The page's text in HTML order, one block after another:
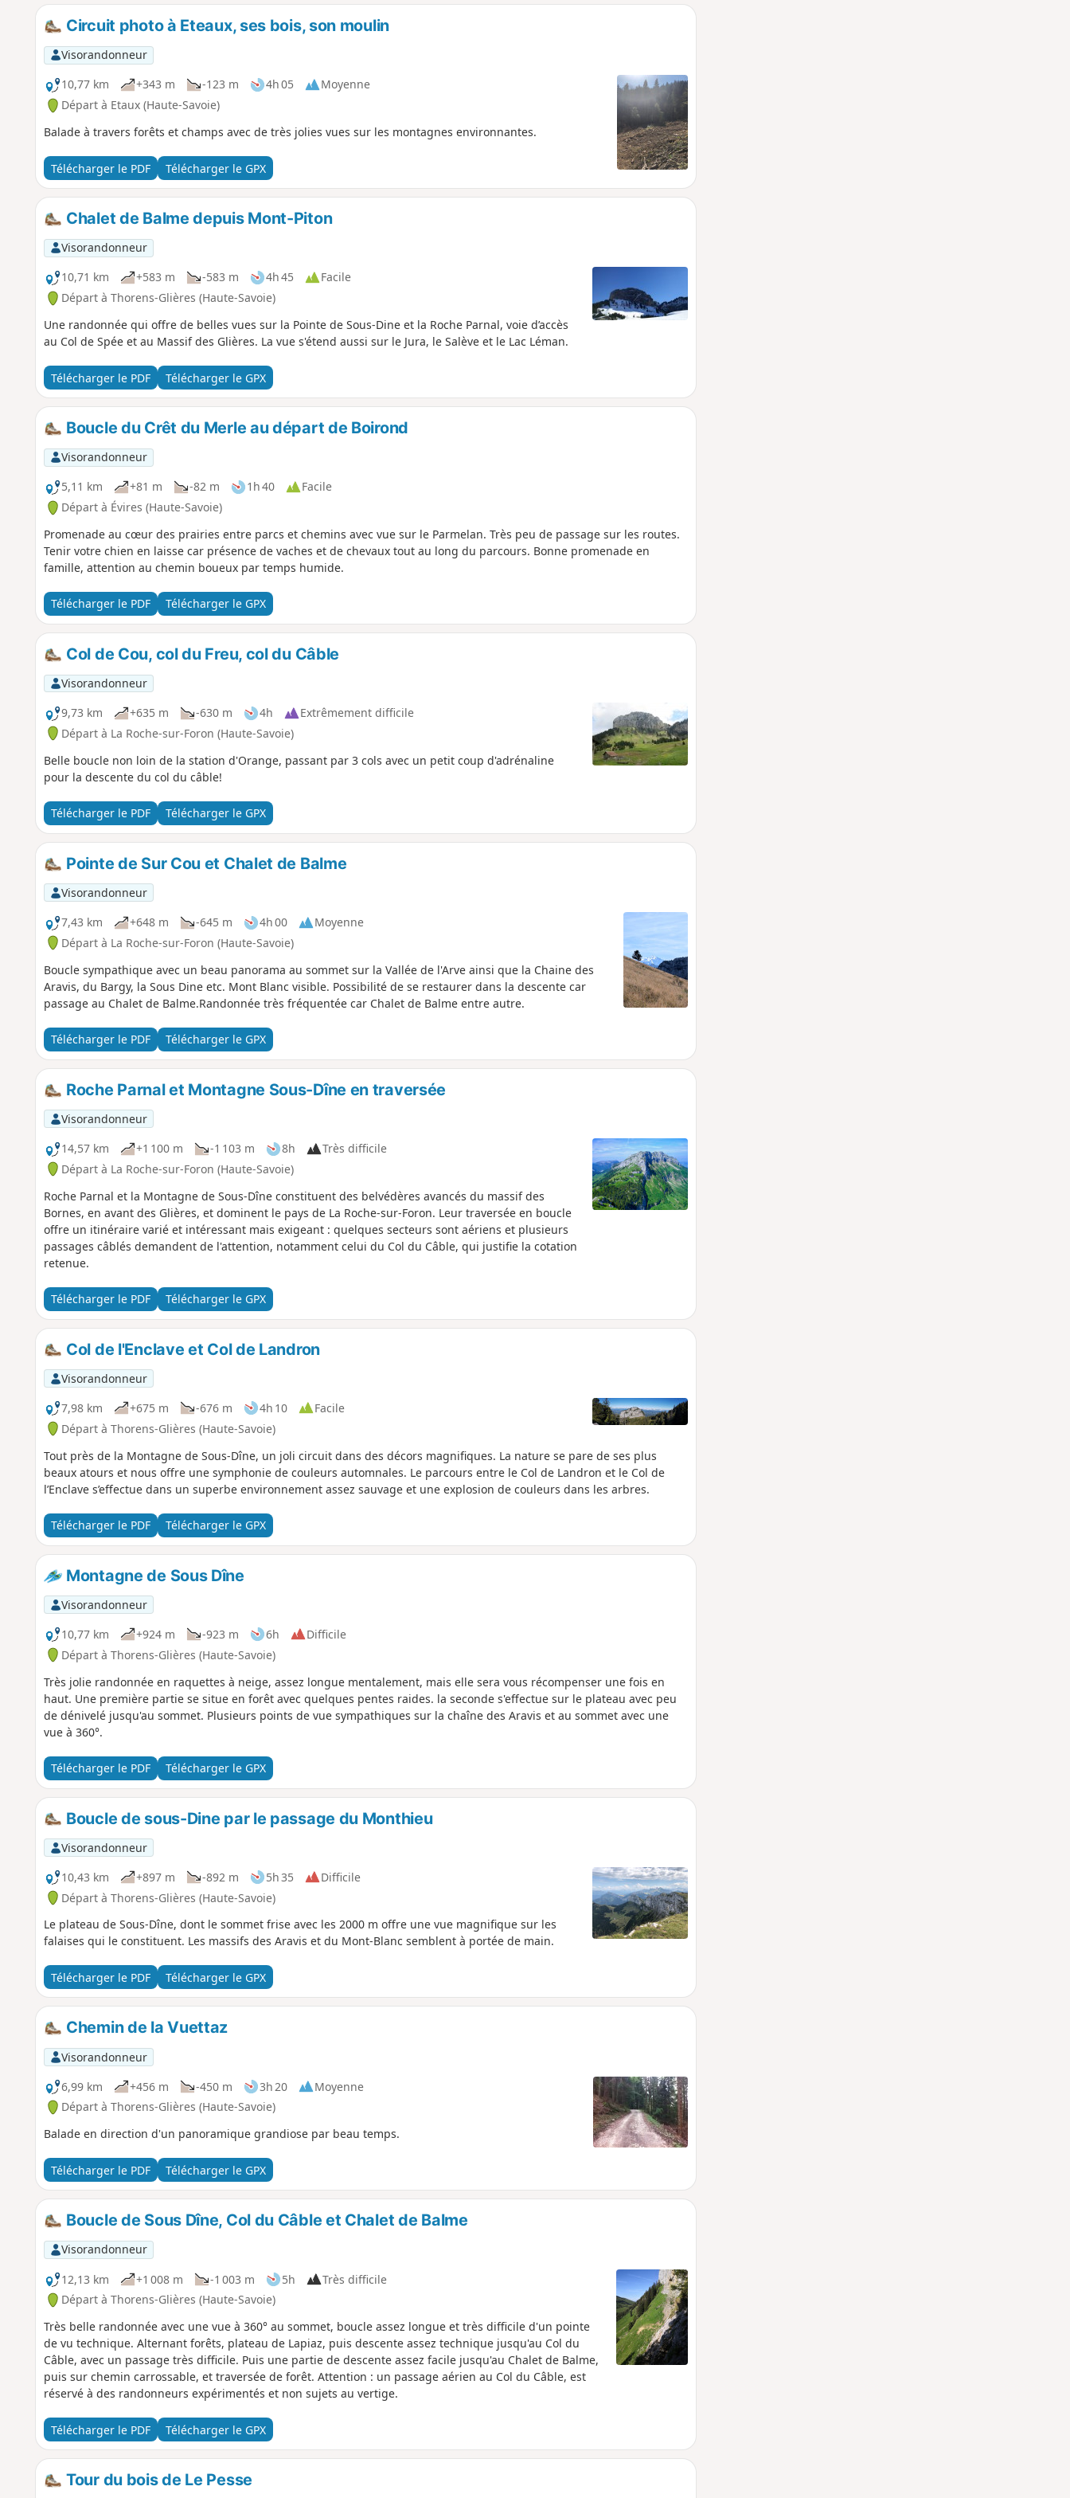
Circuit photo à Eteaux, ses bois, son moulin
Visorandonneur
10,77 km
+343 m -123 m 4h 05
Moyenne
Départ à Etaux (Haute-Savoie)
Balade à travers forêts et champs avec de très jolies vues sur les montagnes environnantes.
Télécharger le PDF Télécharger le GPX
Chalet de Balme depuis Mont-Piton
Visorandonneur
10,71 km
+583 m -583 m 4h 45
Facile
Départ à Thorens-Glières (Haute-Savoie)
Une randonnée qui offre de belles vues sur la Pointe de Sous-Dine et la Roche Parnal, voie d’accès
au Col de Spée et au Massif des Glières. La vue s'étend aussi sur le Jura, le Salève et le Lac Léman.
Télécharger le PDF Télécharger le GPX
Boucle du Crêt du Merle au départ de Boirond
Visorandonneur
5,11 km
+81 m -82 m 1h 40
Facile
Départ à Évires (Haute-Savoie)
Promenade au cœur des prairies entre parcs et chemins avec vue sur le Parmelan. Très peu de passage sur les routes.
Tenir votre chien en laisse car présence de vaches et de chevaux tout au long du parcours. Bonne promenade en
famille, attention au chemin boueux par temps humide.
Télécharger le PDF Télécharger le GPX
Col de Cou, col du Freu, col du Câble
Visorandonneur
9,73 km
+635 m -630 m 4h
Extrêmement difficile
Départ à La Roche-sur-Foron (Haute-Savoie)
Belle boucle non loin de la station d'Orange, passant par 3 cols avec un petit coup d'adrénaline
pour la descente du col du câble!
Télécharger le PDF Télécharger le GPX
Pointe de Sur Cou et Chalet de Balme
Visorandonneur
7,43 km
+648 m -645 m 4h 00
Moyenne
Départ à La Roche-sur-Foron (Haute-Savoie)
Boucle sympathique avec un beau panorama au sommet sur la Vallée de l'Arve ainsi que la Chaine des
Aravis, du Bargy, la Sous Dine etc. Mont Blanc visible. Possibilité de se restaurer dans la descente car
passage au Chalet de Balme.Randonnée très fréquentée car Chalet de Balme entre autre.
Télécharger le PDF Télécharger le GPX
Roche Parnal et Montagne Sous-Dîne en traversée
Visorandonneur
14,57 km
+1 100 m -1 103 m 8h
Très difficile
Départ à La Roche-sur-Foron (Haute-Savoie)
Roche Parnal et la Montagne de Sous-Dîne constituent des belvédères avancés du massif des
Bornes, en avant des Glières, et dominent le pays de La Roche-sur-Foron. Leur traversée en boucle
offre un itinéraire varié et intéressant mais exigeant : quelques secteurs sont aériens et plusieurs
passages câblés demandent de l'attention, notamment celui du Col du Câble, qui justifie la cotation
retenue.
Télécharger le PDF Télécharger le GPX
Col de l'Enclave et Col de Landron
Visorandonneur
7,98 km
+675 m -676 m 4h 10
Facile
Départ à Thorens-Glières (Haute-Savoie)
Tout près de la Montagne de Sous-Dîne, un joli circuit dans des décors magnifiques. La nature se pare de ses plus
beaux atours et nous offre une symphonie de couleurs automnales. Le parcours entre le Col de Landron et le Col de
l’Enclave s’effectue dans un superbe environnement assez sauvage et une explosion de couleurs dans les arbres.
Télécharger le PDF Télécharger le GPX
Montagne de Sous Dîne
Visorandonneur
10,77 km
+924 m -923 m 6h
Difficile
Départ à Thorens-Glières (Haute-Savoie)
Très jolie randonnée en raquettes à neige, assez longue mentalement, mais elle sera vous récompenser une fois en
haut. Une première partie se situe en forêt avec quelques pentes raides. la seconde s'effectue sur le plateau avec peu
de dénivelé jusqu'au sommet. Plusieurs points de vue sympathiques sur la chaîne des Aravis et au sommet avec une
vue à 360°.
Télécharger le PDF Télécharger le GPX
Boucle de sous-Dine par le passage du Monthieu
Visorandonneur
10,43 km
+897 m -892 m 5h 35
Difficile
Départ à Thorens-Glières (Haute-Savoie)
Le plateau de Sous-Dîne, dont le sommet frise avec les 2000 m offre une vue magnifique sur les
falaises qui le constituent. Les massifs des Aravis et du Mont-Blanc semblent à portée de main.
Télécharger le PDF Télécharger le GPX
Chemin de la Vuettaz
Visorandonneur
6,99 km
+456 m -450 m 3h 20
Moyenne
Départ à Thorens-Glières (Haute-Savoie)
Balade en direction d'un panoramique grandiose par beau temps.
Télécharger le PDF Télécharger le GPX
Boucle de Sous Dîne, Col du Câble et Chalet de Balme
Visorandonneur
12,13 km
+1 008 m -1 003 m 5h
Très difficile
Départ à Thorens-Glières (Haute-Savoie)
Très belle randonnée avec une vue à 360° au sommet, boucle assez longue et très difficile d'un pointe
de vu technique. Alternant forêts, plateau de Lapiaz, puis descente assez technique jusqu'au Col du
Câble, avec un passage très difficile. Puis une partie de descente assez facile jusqu'au Chalet de Balme,
puis sur chemin carrossable, et traversée de forêt. Attention : un passage aérien au Col du Câble, est
réservé à des randonneurs expérimentés et non sujets au vertige.
Télécharger le PDF Télécharger le GPX
Tour du bois de Le Pesse